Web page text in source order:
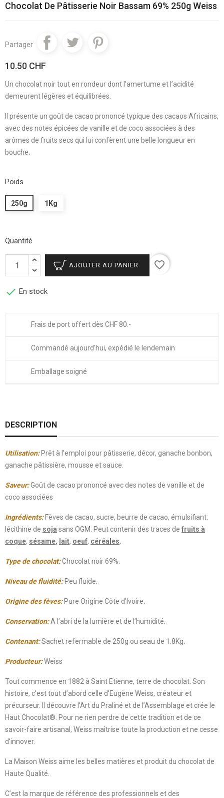
Chocolat De Pâtisserie Noir Bassam 69% 250g Weiss
Partager
10.50 CHF
Un chocolat noir tout en rondeur dont l’amertume et l’acidité
demeurent légères et équilibrées.
Il présente un goût de cacao prononcé typique des cacaos Africains,
avec des notes épicées de vanille et de coco associées à des
arômes de fruits secs qui lui confèrent une belle longueur en
bouche.
Poids
250g 1Kg
Quantité
AJOUTER AU PANIER favorite_border
 En stock
Frais de port offert dès CHF 80.-
Commandé aujourd'hui, expédié le lendemain
Emballage soigné
DESCRIPTION
Utilisation:Prêt à l’emploi pour pâtisserie, décor, ganache bonbon,
ganache pâtissière, mousse et sauce.
Saveur:Goût de cacao prononcé avec des notes de vanille et de
coco associées
Ingrédients: Fèves de cacao, sucre, beurre de cacao, émulsifiant:
lécithine de soja sans OGM. Peut contenir des traces de fruits à
coque, sésame, lait, oeuf, céréales
Type de chocolat:Chocolat noir 69%.
Niveau de fluidité:Peu fluide.
Origine des fèves: Pure Origine Côte d’Ivoire.
Conservation:A l’abri de la lumière et de l’humidité.
Contenant:Sachet refermable de 250g ou seau de 1.8Kg.
Producteur:Weiss
Tout commence en 1882 à Saint Etienne, terre de chocolat. Son
histoire, c’est tout d’abord celle d’Eugène Weiss, créateur et
précurseur. Il découvre l’Art du Praliné et de l’Assemblage et crée le
Haut Chocolat®. Pour ne rien perdre de cette tradition et de ce
savoir-faire artisanal, Weiss maîtrise toute la production et ne cesse
d’innover.
La Maison Weiss aime les belles matières et produit du chocolat de
Haute Qualité.
C’est la marque de référence des professionnels et des